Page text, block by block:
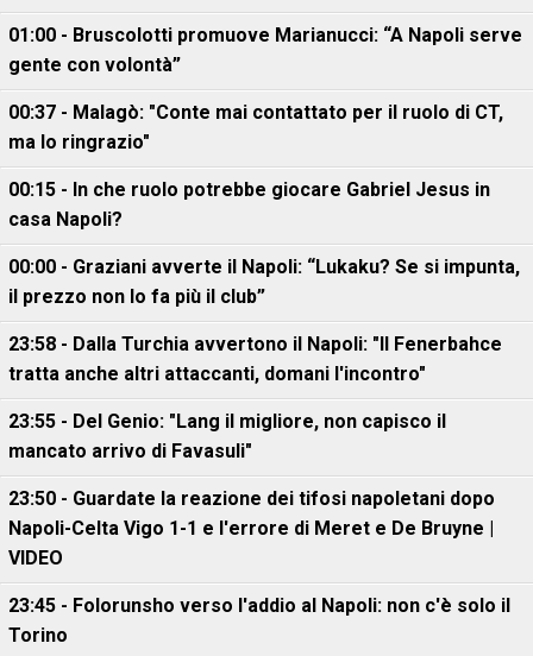
01:00 - Bruscolotti promuove Marianucci: “A Napoli serve
gente con volontà”
00:37 - Malagò: "Conte mai contattato per il ruolo di CT,
ma lo ringrazio"
00:15 - In che ruolo potrebbe giocare Gabriel Jesus in
casa Napoli?
00:00 - Graziani avverte il Napoli: “Lukaku? Se si impunta,
il prezzo non lo fa più il club”
23:58 - Dalla Turchia avvertono il Napoli: "Il Fenerbahce
tratta anche altri attaccanti, domani l'incontro"
23:55 - Del Genio: "Lang il migliore, non capisco il
mancato arrivo di Favasuli"
23:50 - Guardate la reazione dei tifosi napoletani dopo
Napoli-Celta Vigo 1-1 e l'errore di Meret e De Bruyne |
VIDEO
23:45 - Folorunsho verso l'addio al Napoli: non c'è solo il
Torino